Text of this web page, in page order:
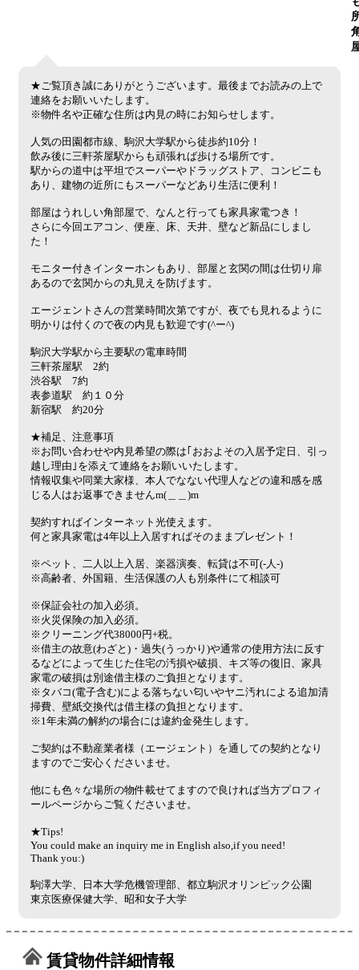
★ご覧頂き誠にありがとうございます。最後までお読みの上で
連絡をお願いいたします。
※物件名や正確な住所は内見の時にお知らせします。
人気の田園都市線、駒沢大学駅から徒歩約10分！
飲み後に三軒茶屋駅からも頑張れば歩ける場所です。
駅からの道中は平坦でスーパーやドラッグストア、コンビニも
あり、建物の近所にもスーパーなどあり生活に便利！
部屋はうれしい角部屋で、なんと行っても家具家電つき！
さらに今回エアコン、便座、床、天井、壁など新品にしまし
た！
モニター付きインターホンもあり、部屋と玄関の間は仕切り扉
あるので玄関からの丸見えを防げます。
エージェントさんの営業時間次第ですが、夜でも見れるように
明かりは付くので夜の内見も歓迎です(^ー^)
駒沢大学駅から主要駅の電車時間
三軒茶屋駅 2約
渋谷駅 7約
表参道駅 約１０分
新宿駅 約20分
★補足、注意事項
※お問い合わせや内見希望の際は｢おおよその入居予定日、引っ
越し理由｣を添えて連絡をお願いいたします。
情報収集や同業大家様、本人でなない代理人などの違和感を感
じる人はお返事できませんm(＿＿)m
契約すればインターネット光使えます。
何と家具家電は4年以上入居すればそのままプレゼント！
※ペット、二人以上入居、楽器演奏、転貸は不可(-人-)
※高齢者、外国籍、生活保護の人も別条件にて相談可
※保証会社の加入必須。
※火災保険の加入必須。
※クリーニング代38000円+税。
※借主の故意(わざと)・過失(うっかり)や通常の使用方法に反す
るなどによって生じた住宅の汚損や破損、キズ等の復旧、家具
家電の破損は別途借主様のご負担となります。
※タバコ(電子含む)による落ちない匂いやヤニ汚れによる追加清
掃費、壁紙交換代は借主様の負担となります。
※1年未満の解約の場合には違約金発生します。
ご契約は不動産業者様（エージェント）を通しての契約となり
ますのでご安心くださいませ。
他にも色々な場所の物件載せてますので良ければ当方プロフィ
ールページからご覧くださいませ。
★Tips!
You could make an inquiry me in English also,if you need!
Thank you:)
駒澤大学、日本大学危機管理部、都立駒沢オリンピック公園
東京医療保健大学、昭和女子大学
賃貸物件詳細情報